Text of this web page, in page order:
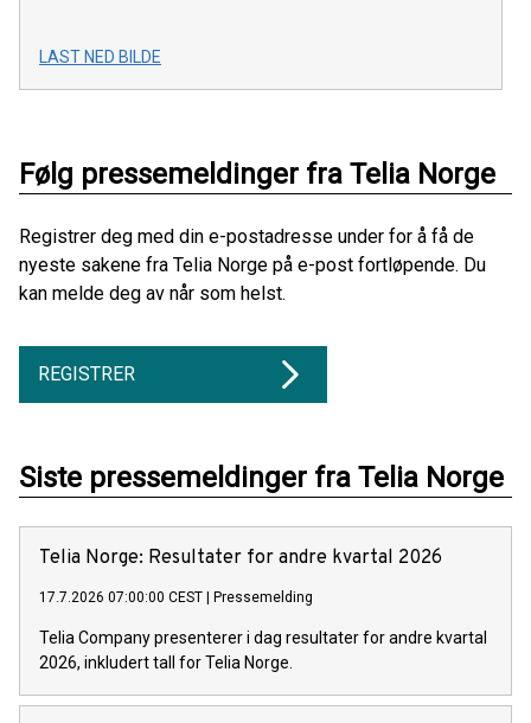
LAST NED BILDE
Følg pressemeldinger fra Telia Norge
Registrer deg med din e-postadresse under for å få de
nyeste sakene fra Telia Norge på e-post fortløpende. Du
kan melde deg av når som helst.
REGISTRER
Siste pressemeldinger fra Telia Norge
Telia Norge: Resultater for andre kvartal 2026
17.7.2026 07:00:00 CEST | Pressemelding
Telia Company presenterer i dag resultater for andre kvartal
2026, inkludert tall for Telia Norge.